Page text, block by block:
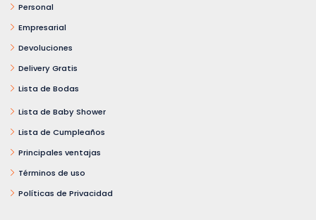
Personal
Empresarial
Devoluciones
Delivery Gratis
Lista de Bodas
Lista de Baby Shower
Lista de Cumpleaños
Principales ventajas
Términos de uso
Políticas de Privacidad